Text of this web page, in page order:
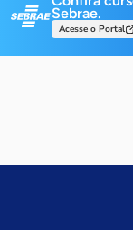
Sebrae.
Acesse o Portal